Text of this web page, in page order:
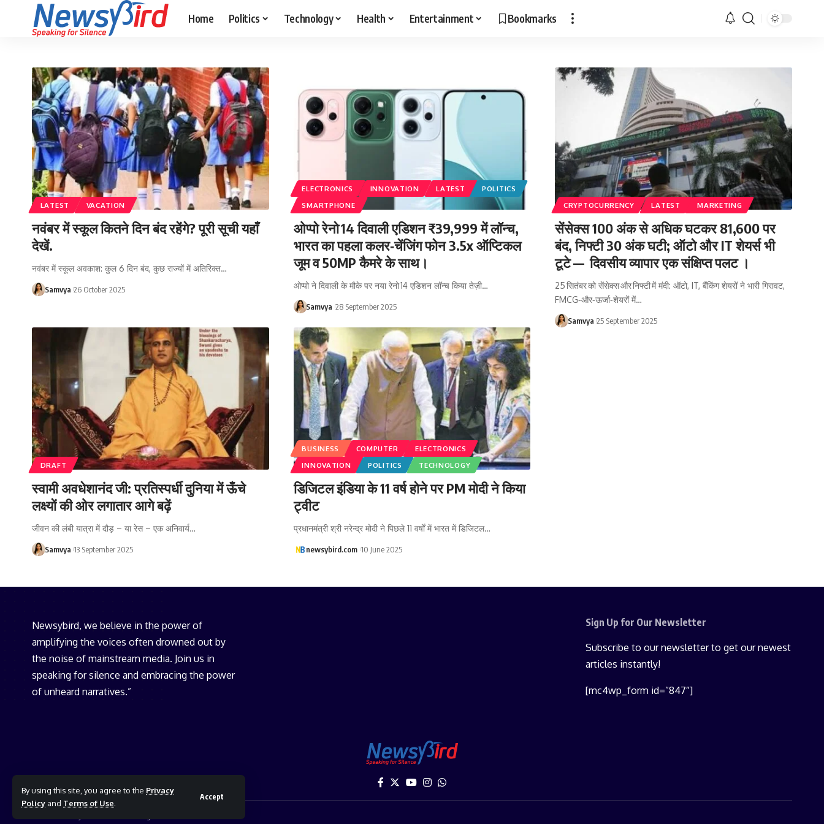
By using this site, you agree to the Privacy
Policy and Terms of Use.
Accept
Home Politics Technology Health Entertainment Bookmarks
LATEST VACATION
नवंबर में स्कूल कितने दिन बंद रहेंगे? पूरी सूची यहाँ
देखें.
नवंबर में स्कूल अवकाश: कुल 6 दिन बंद, कुछ राज्यों में अतिरिक्त…
Samvya 26 October 2025
ELECTRONICS INNOVATION LATEST
POLITICS
SMARTPHONE
ओप्पो रेनो 14 दिवाली एडिशन ₹39,999 में लॉन्च,
भारत का पहला कलर‑चेंजिंग फोन 3.5x ऑप्टिकल
जूम व 50MP कैमरे के साथ।
ओप्पो ने दिवाली के मौके पर नया रेनो 14 एडिशन लॉन्च किया तेज़ी…
Samvya 28 September 2025
CRYPTOCURRENCY LATEST MARKETING
सेंसेक्स 100 अंक से अधिक घटकर 81,600 पर
बंद, निफ्टी 30 अंक घटी; ऑटो और IT शेयर्स भी
टूटे — दिवसीय व्यापार एक संक्षिप्त पलट ।
25 सितंबर को सेंसेक्स और निफ्टी में मंदी: ऑटो, IT, बैंकिंग शेयरों ने भारी गिरावट,
FMCG‑और‑ऊर्जा‑शेयरों में…
Samvya 25 September 2025
DRAFT
स्वामी अवधेशानंद जी: प्रतिस्पर्धी दुनिया में ऊँचे
लक्ष्यों की ओर लगातार आगे बढ़ें
जीवन की लंबी यात्रा में दौड़ – या रेस – एक अनिवार्य…
Samvya 13 September 2025
BUSINESS COMPUTER
ELECTRONICS
INNOVATION
POLITICS TECHNOLOGY
डिजिटल इंडिया के 11 वर्ष होने पर PM मोदी ने किया
ट्वीट
प्रधानमंत्री श्री नरेन्द्र मोदी ने पिछले 11 वर्षों में भारत में डिजिटल…
newsybird.com 10 June 2025
Newsybird, we believe in the power of
amplifying the voices often drowned out by
the noise of mainstream media. Join us in
speaking for silence and embracing the power
of unheard narratives.”
Sign Up for Our Newsletter
Subscribe to our newsletter to get our newest
articles instantly!
[mc4wp_form id=”847″]